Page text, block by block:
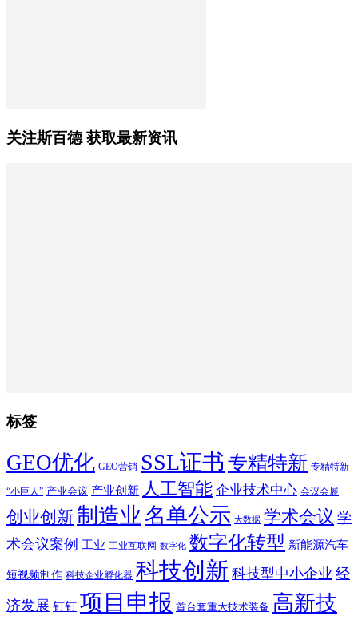
关注斯百德 获取最新资讯
标签
GEO优化 GEO营销 SSL证书 专精特新 专精特新
“小巨人” 产业会议 产业创新 人工智能 企业技术中心 会议会展
创业创新制造业 名单公示 大数据 学术会议 学
术会议案例 工业 工业互联网 数字化 数字化转型 新能源汽车
短视频制作 科技企业孵化器 科技创新 科技型中小企业 经
济发展 钉钉 项目申报 首台套重大技术装备 高新技